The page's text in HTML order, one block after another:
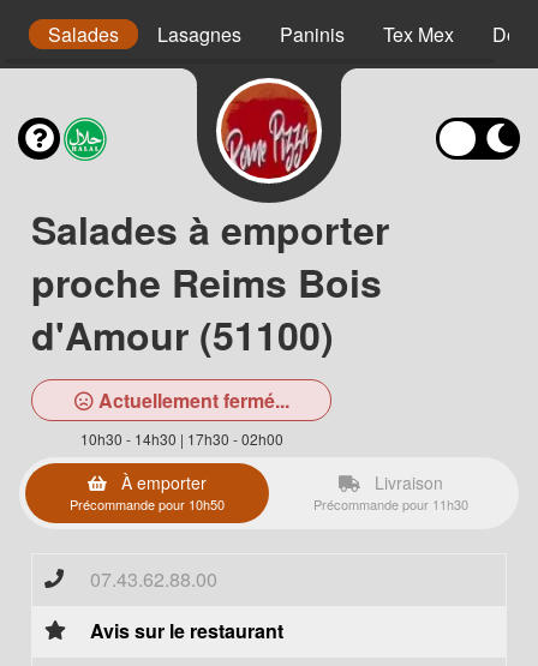
Salades Lasagnes Paninis Tex Mex
Salades à emporter
proche Reims Bois
d'Amour (51100)
Actuellement fermé...
10h30 - 14h30 | 17h30 - 02h00
À emporter
Précommande pour 10h50
Livraison
Précommande pour 11h30
07.43.62.88.00
Avis sur le restaurant